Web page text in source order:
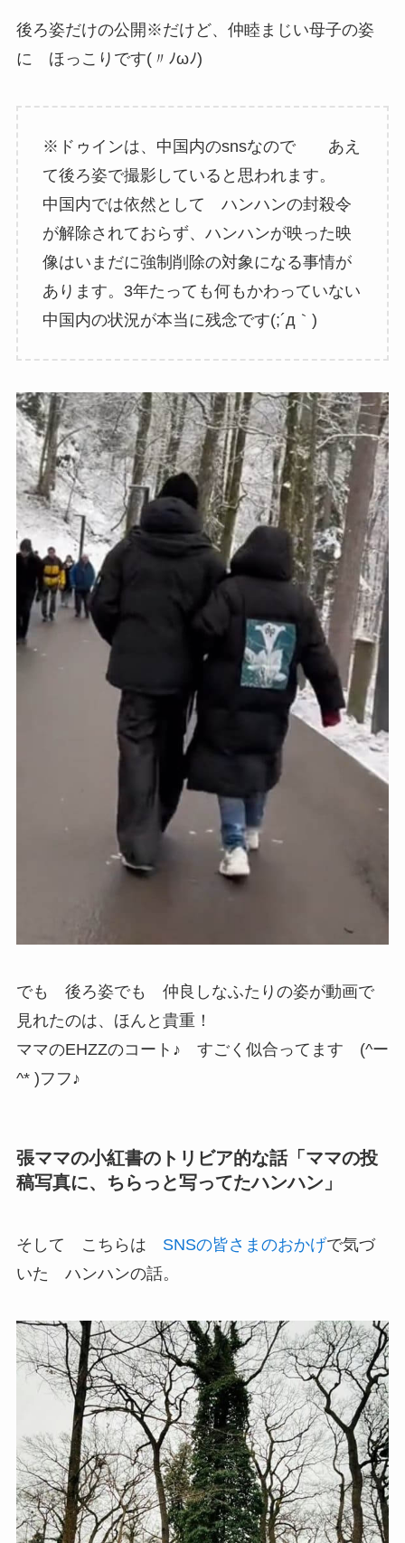
後ろ姿だけの公開※だけど、仲睦まじい母子の姿
に ほっこりです(〃ﾉωﾉ)
※ドゥインは、中国内のsnsなので あえ
て後ろ姿で撮影していると思われます。
中国内では依然として ハンハンの封殺令
が解除されておらず、ハンハンが映った映
像はいまだに強制削除の対象になる事情が
あります。3年たっても何もかわっていない
中国内の状況が本当に残念です(;´д｀)
でも 後ろ姿でも 仲良しなふたりの姿が動画で
見れたのは、ほんと貴重！
ママのEHZZのコート♪ すごく似合ってます (^ー
^* )フフ♪
張ママの小紅書のトリビア的な話「ママの投
稿写真に、ちらっと写ってたハンハン」
そして こちらは SNSの皆さまのおかげで気づ
いた ハンハンの話。